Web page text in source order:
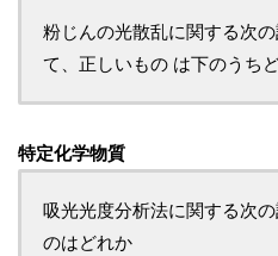
粉じんの光散乱に関する次
て、正しいもの は下のうち
特定化学物質
吸光光度分析法に関する次
のはどれか